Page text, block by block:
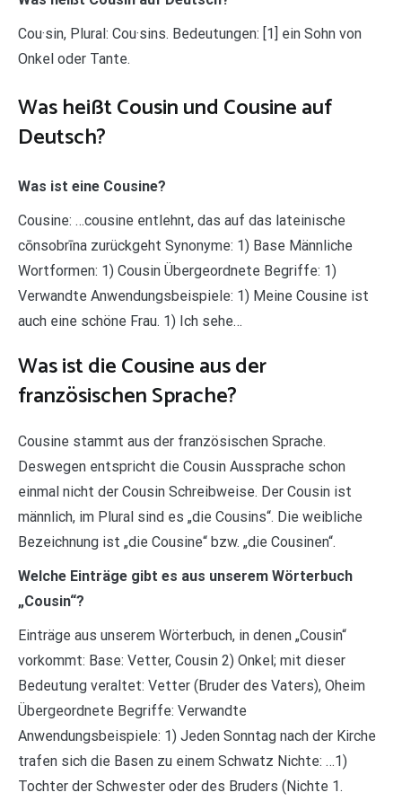
Cou·sin, Plural: Cou·sins. Bedeutungen: [1] ein Sohn von
Onkel oder Tante.
Was heißt Cousin und Cousine auf
Deutsch?
Was ist eine Cousine?
Cousine: …cousine‎ entlehnt, das auf das lateinische
cōnsobrīna‎ zurückgeht Synonyme: 1) Base Männliche
Wortformen: 1) Cousin Übergeordnete Begriffe: 1)
Verwandte Anwendungsbeispiele: 1) Meine Cousine ist
auch eine schöne Frau. 1) Ich sehe…
Was ist die Cousine aus der
französischen Sprache?
Cousine stammt aus der französischen Sprache.
Deswegen entspricht die Cousin Aussprache schon
einmal nicht der Cousin Schreibweise. Der Cousin ist
männlich, im Plural sind es „die Cousins“. Die weibliche
Bezeichnung ist „die Cousine“ bzw. „die Cousinen“.
Welche Einträge gibt es aus unserem Wörterbuch
„Cousin“?
Einträge aus unserem Wörterbuch, in denen „Cousin“
vorkommt: Base: Vetter, Cousin 2) Onkel; mit dieser
Bedeutung veraltet: Vetter (Bruder des Vaters), Oheim
Übergeordnete Begriffe: Verwandte
Anwendungsbeispiele: 1) Jeden Sonntag nach der Kirche
trafen sich die Basen zu einem Schwatz Nichte: …1)
Tochter der Schwester oder des Bruders (Nichte 1.